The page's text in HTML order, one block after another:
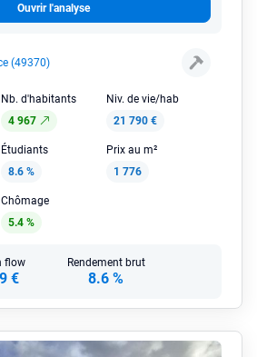
Ouvrir l'analyse
(49370)
Nb. d'habitants
4 967
Niv. de vie/hab
21 790 €
Étudiants
8.6 %
Prix au m²
1 776
Chômage
5.4 %
flow
€
Rendement brut
8.6 %